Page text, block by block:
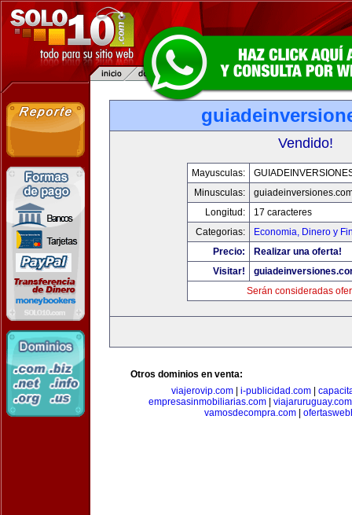
Vendido!
Mayusculas:
Minusculas:
Longitud:
17 caracteres
Categorias:
Economia, Dinero y
Precio:
Realizar una oferta!
Visitar!
Serán consideradas
Otros dominios en venta:
viajerovip.com
i-publicidad.com
empresasinmobiliarias.com
viajaruruguay.com
vamosdecompra.com